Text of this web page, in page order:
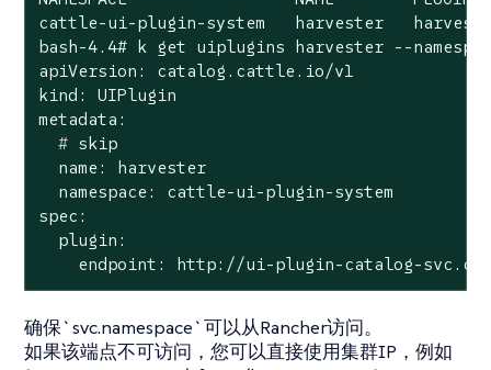
cattle-ui-plugin-system   harvester
bash-4.4# k get uiplugins harvester --
apiVersion: catalog.cattle.io/v1
kind: UIPlugin
  #
skip
  name: harvester
  namespace: cattle-ui-plugin-system
spec:
  plugin:
endpoint: http://ui-plugin-catalog-
确保`svc.namespace`可以从Rancher访问。
如果该端点不可访问，您可以直接使用集群IP，例如